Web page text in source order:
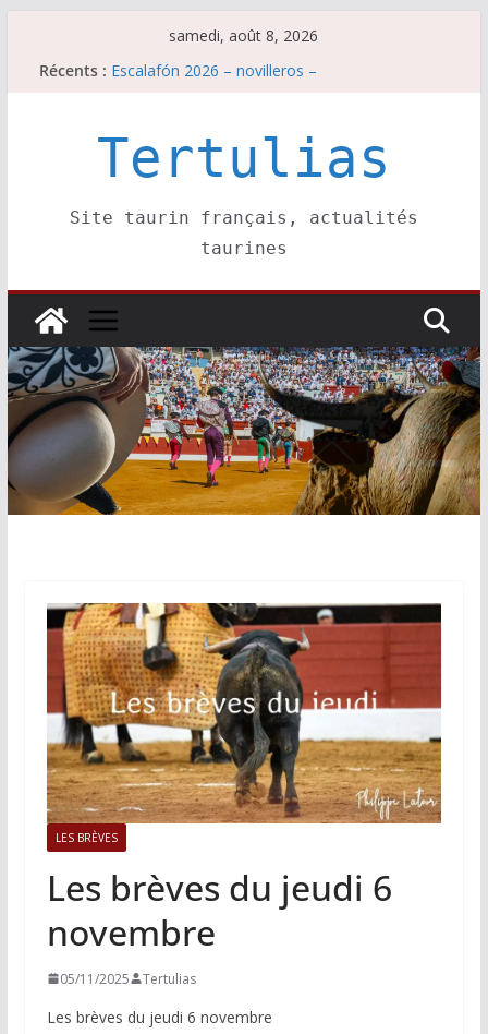
samedi, août 8, 2026
Récents : Escalafón 2026 – novilleros –
Les brèves du vendredi 7 août
Escalafón 2026 – matadors de toros-
Tertulias
Site taurin français, actualités
taurines
LES BRÈVES
Les brèves du jeudi 6
novembre
05/11/2025 Tertulias
Les brèves du jeudi 6 novembre